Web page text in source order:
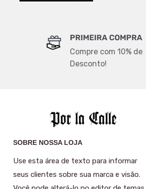
PRIMEIRA COMPRA
Compre com 10% de
Desconto!
SOBRE NOSSA LOJA
Use esta área de texto para informar
seus clientes sobre sua marca e visão.